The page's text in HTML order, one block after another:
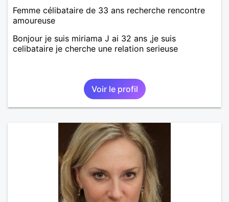
Femme célibataire de 33 ans recherche rencontre
amoureuse
Bonjour je suis miriama J ai 32 ans ,je suis
celibataire je cherche une relation serieuse
Voir le profil